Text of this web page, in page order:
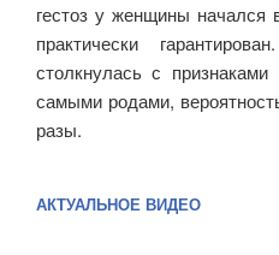
гестоз у женщины начался
практически
столкнулась с признаками
самыми родами,
разы.
АКТУАЛЬНОЕ ВИДЕО